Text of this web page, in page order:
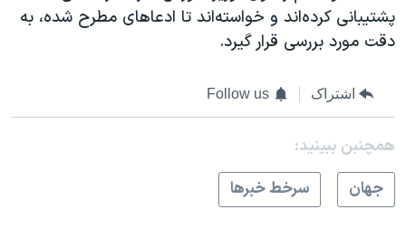
پشتیبانی کرده‌اند و خواسته‌اند تا ادعاهای مطرح شده، به
دقت مورد بررسی قرار گیرد.
اشتراک Follow us
همچنبن ببینید:
جهان
سرخط خبرها